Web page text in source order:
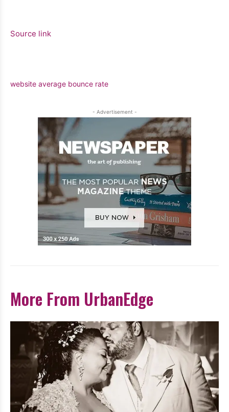
Source link
website average bounce rate
- Advertisement -
More From UrbanEdge